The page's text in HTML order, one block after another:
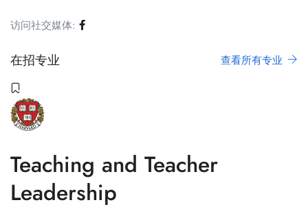
访问社交媒体:
在招专业 查看所有专业
Teaching and Teacher
Leadership